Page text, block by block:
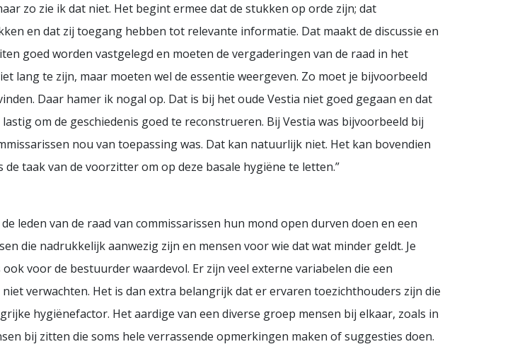
zo zie ik dat niet. Het begint ermee dat de stukken op orde zijn; dat
en dat zij toegang hebben tot relevante informatie. Dat maakt de discussie en
goed worden vastgelegd en moeten de vergaderingen van de raad in het
lang te zijn, maar moeten wel de essentie weergeven. Zo moet je bijvoorbeeld
Daar hamer ik nogal op. Dat is bij het oude Vestia niet goed gegaan en dat
om de geschiedenis goed te reconstrueren. Bij Vestia was bijvoorbeeld bij
nou van toepassing was. Dat kan natuurlijk niet. Het kan bovendien
taak van de voorzitter om op deze basale hygiëne te letten.”
leden van de raad van commissarissen hun mond open durven doen en een
die nadrukkelijk aanwezig zijn en mensen voor wie dat wat minder geldt. Je
voor de bestuurder waardevol. Er zijn veel externe variabelen die een
verwachten. Het is dan extra belangrijk dat er ervaren toezichthouders zijn die
hygiënefactor. Het aardige van een diverse groep mensen bij elkaar, zoals in
bij zitten die soms hele verrassende opmerkingen maken of suggesties doen.